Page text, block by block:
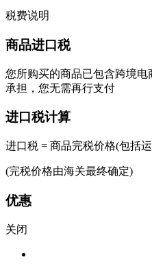
税费说明
商品进口税
您所购买的商品已包含跨境
承担，您无需再行支付
进口税计算
进口税 = 商品完税价格(包括
(完税价格由海关最终确定)
优惠
关闭